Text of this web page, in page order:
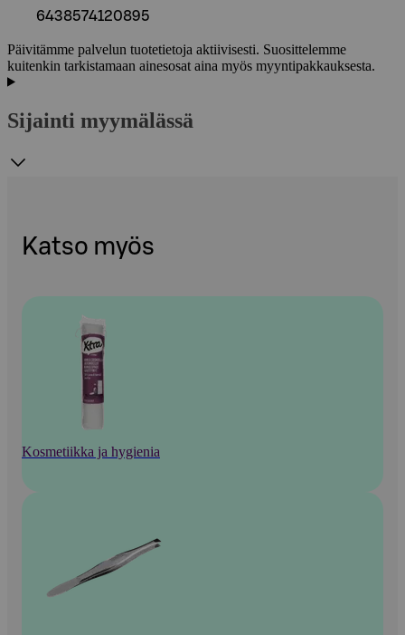
6438574120895
Päivitämme palvelun tuotetietoja aktiivisesti. Suosittelemme
kuitenkin tarkistamaan ainesosat aina myös myyntipakkauksesta.
Sijainti myymälässä
Katso myös
Kosmetiikka ja hygienia